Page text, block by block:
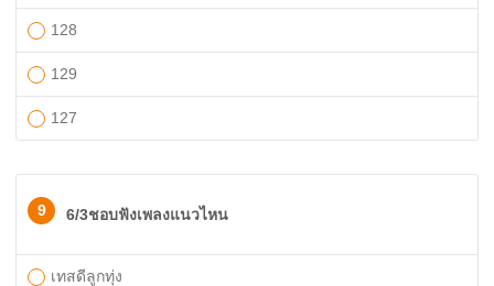
128
129
127
9 6/3ชอบฟังเพลงแนวไหน
เทสดีลูกทุ่ง